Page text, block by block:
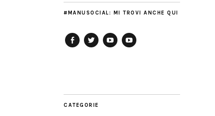
#MANUSOCIAL: MI TROVI ANCHE QUI
CATEGORIE